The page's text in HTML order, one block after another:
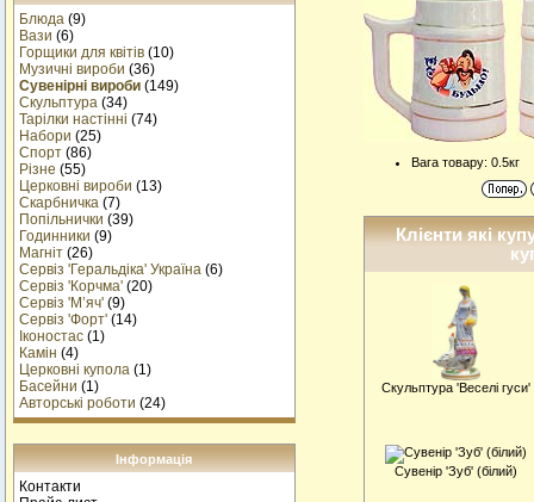
Блюда (9)
Вази (6)
Горщики для квітів (10)
Музичнi вироби (36)
Сувенірні вироби (149)
Скульптура (34)
Тарілки настінні (74)
Набори (25)
Спорт (86)
Різне (55)
Церковні вироби (13)
Cкарбничка (7)
Попільнички (39)
Годинники (9)
Магніт (26)
Сервіз 'Геральдіка' Україна (6)
Сервіз 'Корчма' (20)
Сервіз 'М’яч' (9)
Сервіз 'Форт' (14)
Іконостас (1)
Камін (4)
Церковні купола (1)
Басейни (1)
Авторські роботи (24)
Інформація
Контакти
Вага товару: 0.5кг
Клієнти які
Скульптура 'Веселі гуси'
Сувенiр 'Зуб' (білий)